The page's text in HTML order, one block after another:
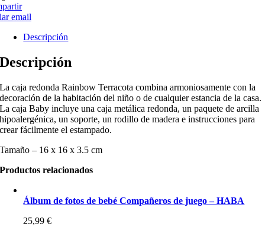
email
Descripción
Descripción
La caja redonda Rainbow Terracota combina armoniosamente con la
decoración de la habitación del niño o de cualquier estancia de la casa.
La caja Baby incluye una caja metálica redonda, un paquete de arcilla
hipoalergénica, un soporte, un rodillo de madera e instrucciones para
crear fácilmente el estampado.
Tamaño – 16 x 16 x 3.5 cm
Productos relacionados
Álbum de fotos de bebé Compañeros de juego – HABA
25,99€